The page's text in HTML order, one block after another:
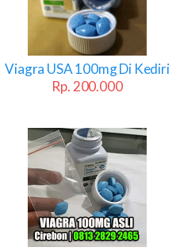
Viagra USA 100mg Di Kediri
Rp. 200.000